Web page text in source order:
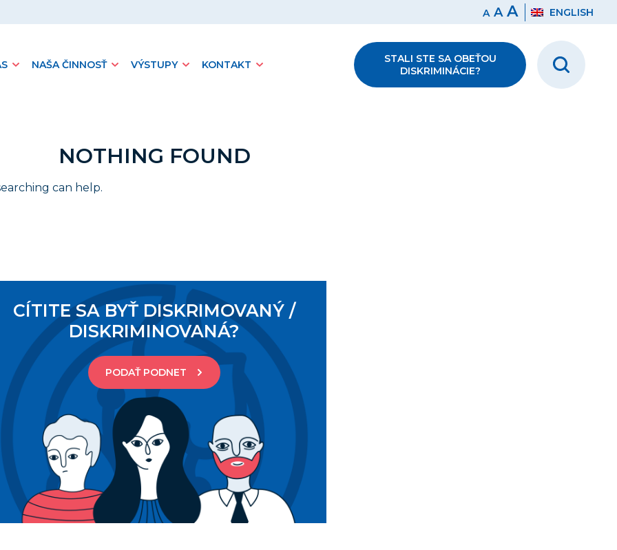
A A A ENGLISH
NAŠA ČINNOSŤ VÝSTUPY KONTAKT
STALI STE SA OBEŤOU
DISKRIMINÁCIE?
NOTHING FOUND
can help.
CÍTITE SA BYŤ DISKRIMOVANÝ /
DISKRIMINOVANÁ?
PODAŤ PODNET